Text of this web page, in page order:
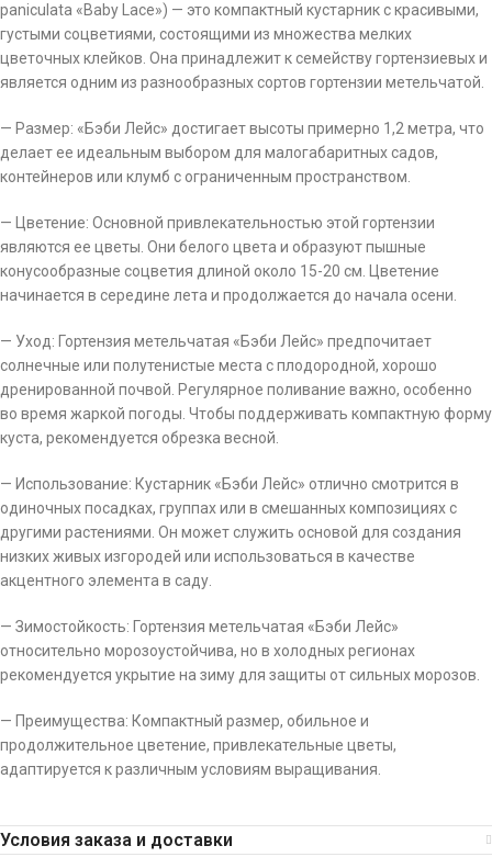
paniculata «Baby Lace») — это компактный кустарник с красивыми,
густыми соцветиями, состоящими из множества мелких
цветочных клейков. Она принадлежит к семейству гортензиевых и
является одним из разнообразных сортов гортензии метельчатой.
— Размер: «Бэби Лейс» достигает высоты примерно 1,2 метра, что
делает ее идеальным выбором для малогабаритных садов,
контейнеров или клумб с ограниченным пространством.
— Цветение: Основной привлекательностью этой гортензии
являются ее цветы. Они белого цвета и образуют пышные
конусообразные соцветия длиной около 15-20 см. Цветение
начинается в середине лета и продолжается до начала осени.
— Уход: Гортензия метельчатая «Бэби Лейс» предпочитает
солнечные или полутенистые места с плодородной, хорошо
дренированной почвой. Регулярное поливание важно, особенно
во время жаркой погоды. Чтобы поддерживать компактную форму
куста, рекомендуется обрезка весной.
— Использование: Кустарник «Бэби Лейс» отлично смотрится в
одиночных посадках, группах или в смешанных композициях с
другими растениями. Он может служить основой для создания
низких живых изгородей или использоваться в качестве
акцентного элемента в саду.
— Зимостойкость: Гортензия метельчатая «Бэби Лейс»
относительно морозоустойчива, но в холодных регионах
рекомендуется укрытие на зиму для защиты от сильных морозов.
— Преимущества: Компактный размер, обильное и
продолжительное цветение, привлекательные цветы,
адаптируется к различным условиям выращивания.
Условия заказа и доставки